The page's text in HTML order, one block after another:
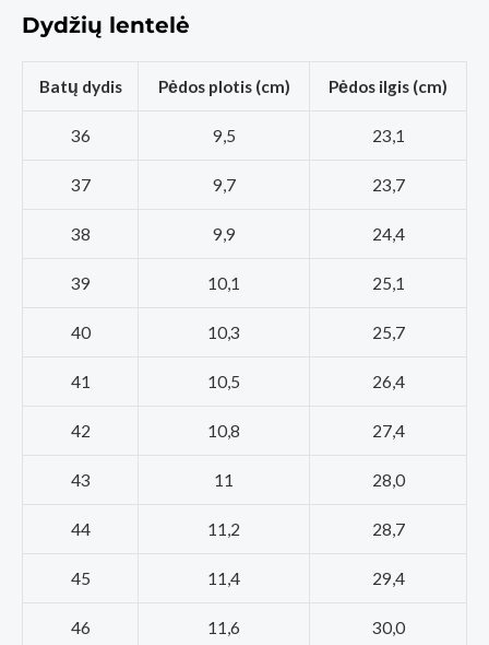
Dydžių lentelė
Batų dydis Pėdos plotis (cm) Pėdos ilgis (cm)
36 9,5 23,1
37 9,7 23,7
38 9,9 24,4
39 10,1 25,1
40 10,3 25,7
41 10,5 26,4
42 10,8 27,4
43 11 28,0
44 11,2 28,7
45 11,4 29,4
46 11,6 30,0